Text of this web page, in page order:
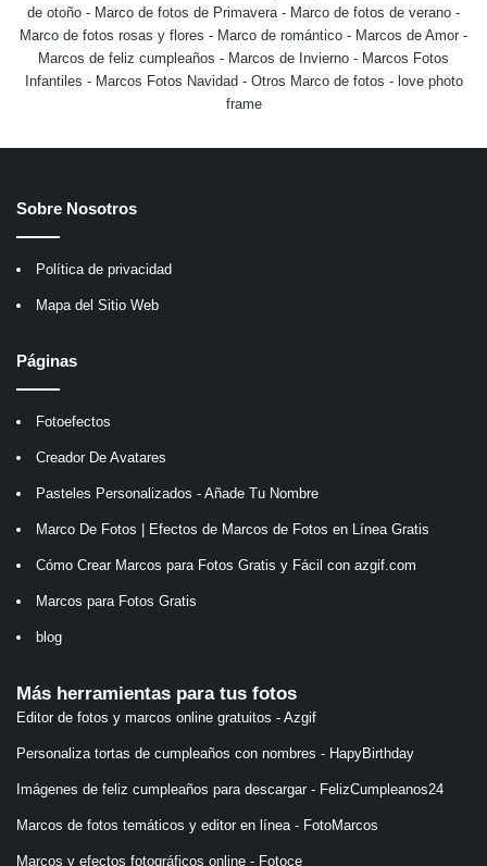
de otoño - Marco de fotos de Primavera- Marco de fotos de verano -
Marco de fotos rosas y flores - Marco de romántico - Marcos de Amor -
Marcos de feliz cumpleaños - Marcos de Invierno - Marcos Fotos
Infantiles - Marcos Fotos Navidad - Otros Marco de fotos - love photo
frame
Sobre Nosotros
Política de privacidad
Mapa del Sitio Web
Páginas
Fotoefectos
Creador De Avatares
Pasteles Personalizados - Añade Tu Nombre
Marco De Fotos | Efectos de Marcos de Fotos en Línea Gratis
Cómo Crear Marcos para Fotos Gratis y Fácil con azgif.com
Marcos para Fotos Gratis
blog
Más herramientas para tus fotos
Editor de fotos y marcos online gratuitos - Azgif
Personaliza tortas de cumpleaños con nombres - HapyBirthday
Imágenes de feliz cumpleaños para descargar - FelizCumpleanos24
Marcos de fotos temáticos y editor en línea - FotoMarcos
Marcos y efectos fotográficos online - Fotoce